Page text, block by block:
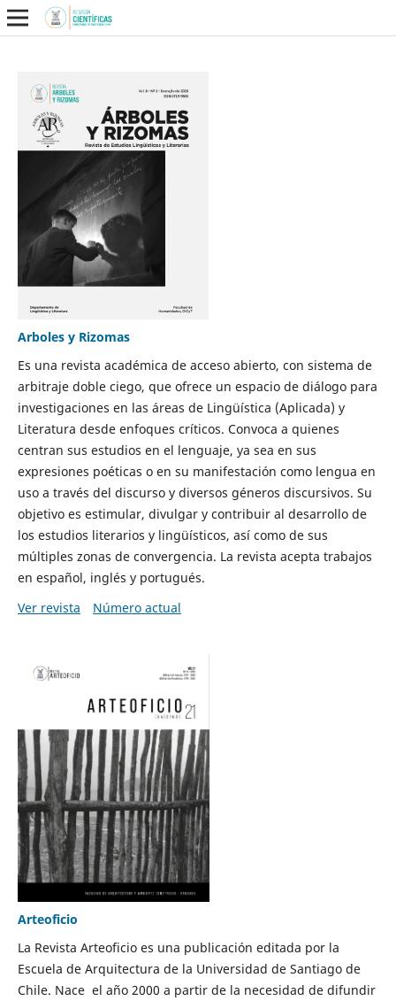
Arboles y Rizomas
Es una revista académica de acceso abierto, con sistema de
arbitraje doble ciego, que ofrece un espacio de diálogo para
investigaciones en las áreas de Lingüística (Aplicada) y
Literatura desde enfoques críticos. Convoca a quienes
centran sus estudios en el lenguaje, ya sea en sus
expresiones poéticas o en su manifestación como lengua en
uso a través del discurso y diversos géneros discursivos. Su
objetivo es estimular, divulgar y contribuir al desarrollo de
los estudios literarios y lingüísticos, así como de sus
múltiples zonas de convergencia. La revista acepta trabajos
en español, inglés y portugués.
Ver revista
Número actual
Arteoficio
La Revista Arteoficio es una publicación editada por la
Escuela de Arquitectura de la Universidad de Santiago de
Chile. Nace el año 2000 a partir de la necesidad de difundir